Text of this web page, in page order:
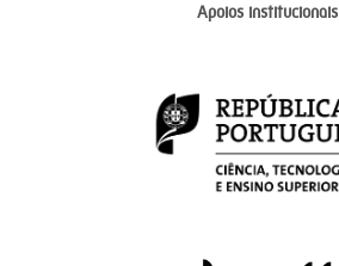
Apoios institucionais